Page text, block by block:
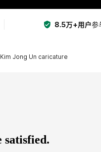
8.5万+用户参
Kim Jong Un caricature